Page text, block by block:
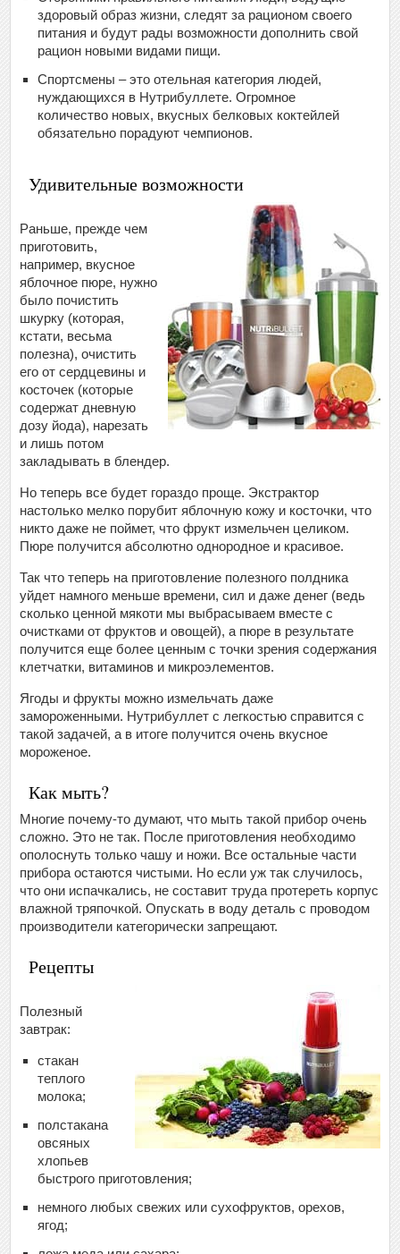
здоровый образ жизни, следят за рационом своего
питания и будут рады возможности дополнить свой
рацион новыми видами пищи.
Спортсмены – это отельная категория людей,
нуждающихся в Нутрибуллете. Огромное
количество новых, вкусных белковых коктейлей
обязательно порадуют чемпионов.
Удивительные возможности
Раньше, прежде чем
приготовить,
например, вкусное
яблочное пюре, нужно
было почистить
шкурку (которая,
кстати, весьма
полезна), очистить
его от сердцевины и
косточек (которые
содержат дневную
дозу йода), нарезать
и лишь потом
закладывать в блендер.
Но теперь все будет гораздо проще. Экстрактор
настолько мелко порубит яблочную кожу и косточки, что
никто даже не поймет, что фрукт измельчен целиком.
Пюре получится абсолютно однородное и красивое.
Так что теперь на приготовление полезного полдника
уйдет намного меньше времени, сил и даже денег (ведь
сколько ценной мякоти мы выбрасываем вместе с
очистками от фруктов и овощей), а пюре в результате
получится еще более ценным с точки зрения содержания
клетчатки, витаминов и микроэлементов.
Ягоды и фрукты можно измельчать даже
замороженными. Нутрибуллет с легкостью справится с
такой задачей, а в итоге получится очень вкусное
мороженое.
Как мыть?
Многие почему-то думают, что мыть такой прибор очень
сложно. Это не так. После приготовления необходимо
ополоснуть только чашу и ножи. Все остальные части
прибора остаются чистыми. Но если уж так случилось,
что они испачкались, не составит труда протереть корпус
влажной тряпочкой. Опускать в воду деталь с проводом
производители категорически запрещают.
Рецепты
Полезный
завтрак:
стакан
теплого
молока;
полстакана
овсяных
хлопьев
быстрого приготовления;
немного любых свежих или сухофруктов, орехов,
ягод;